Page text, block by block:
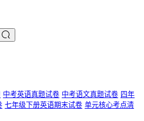
中考英语真题试卷 中考语文真题试卷 四年
七年级下册英语期末试卷 单元核心考点清